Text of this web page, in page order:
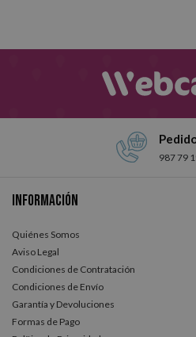
987 79
Información
Quiénes Somos
Aviso Legal
Condiciones de Contratación
Condiciones de Envío
Garantía y Devoluciones
Formas de Pago